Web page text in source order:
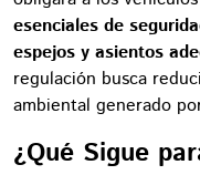
esenciales de
espejos y asientos
regulación busca
ambiental generado
¿Qué Sigue